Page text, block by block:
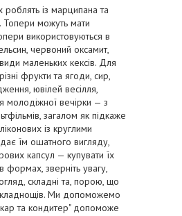
із марципана та
Топери можуть мати
використовуються в
червоний оксамит,
маленьких кексів. Для
фрукти та ягоди, сир,
ювілей весілля,
молодіжної вечірки — з
загалом як підкаже
із круглими
їм ошатного вигляду,
капсул — купувати їх
формах, зверніть увагу,
складні та, порою, що
Ми допоможемо
та кондитер" допоможе